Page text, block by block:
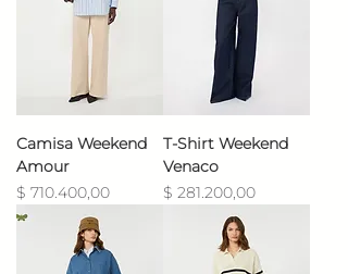
Camisa Weekend
Amour
Precio
$ 710.400,00
T-Shirt Weekend
Venaco
Precio
$ 281.200,00